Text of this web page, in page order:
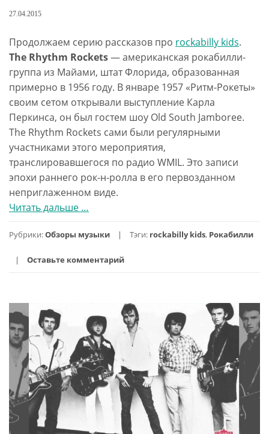
27.04.2015
Продолжаем серию рассказов про rockabilly kids.
The Rhythm Rockets— американская рокабилли-
группа из Майами, штат Флорида, образованная
примерно в 1956 году. В январе 1957 «Ритм-Рокеты»
своим сетом открывали выступление Карла
Перкинса, он был гостем шоу Old South Jamboree.
The Rhythm Rockets сами были регулярными
участниками этого мероприятия,
транслировавшегося по радио WMIL. Это записи
эпохи раннего рок-н-ролла в его первозданном
неприглаженном виде.
Читать дальше проRay
&
Rhythm
рокабилли,
часть
5
…
Рубрики:Обзоры музыки Тэги: rockabilly kids, Рокабилли
Оставьте комментарий